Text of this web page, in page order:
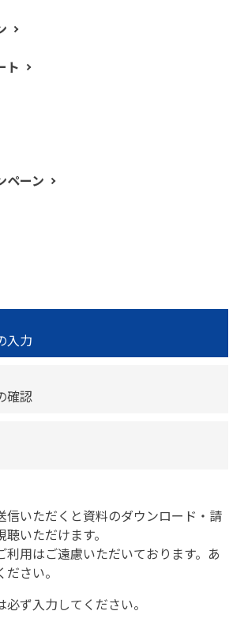
ト
ペーン
益を確保するために、大量の原材料を
に製品の品質を向上していかなければ
品質の向上のため、食品への異物混入
策を講じるものの、小さな粒子等が製
う場合があります。光学顕微鏡を用い
から異物を発見することができます
異物が何かを正確に判別できない場合
の材質の判別ができなければ、混入源
入力
確認
信いただくと資料のダウンロード・請
いただけます。
用はご遠慮いただいております。あ
さい。
必ず入力してください。